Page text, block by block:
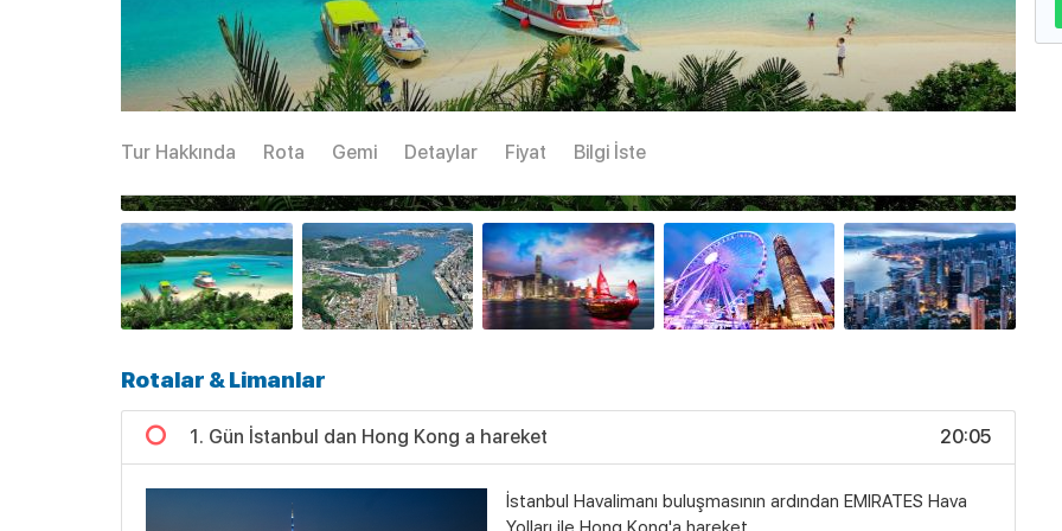
Tur Hakkında Rota Gemi Detaylar Fiyat Bilgi İste
Rotalar & Limanlar
1. Gün İstanbul dan Hong Kong a hareket 20:05
İstanbul Havalimanı buluşmasının ardından EMIRATES Hava